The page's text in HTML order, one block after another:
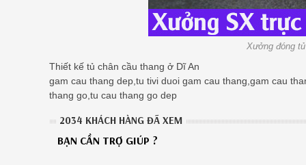
Xưởng đóng
Thiết kế tủ chân cầu thang ở Dĩ An
gam cau thang dep,tu tivi duoi gam cau thang,gam cau
thang go,tu cau thang go dep
2034 KHÁCH HÀNG ĐÃ XEM
BẠN CẦN TRỢ GIÚP ?